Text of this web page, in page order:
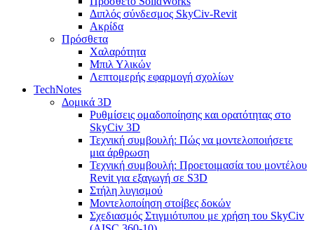
Διπλός σύνδεσμος SkyCiv-Revit
Ακρίδα
Πρόσθετα
Χαλαρότητα
Μπιλ Υλικών
Λεπτομερής εφαρμογή σχολίων
TechNotes
Δομικά 3D
Ρυθμίσεις ομαδοποίησης και ορατότητας στο
SkyCiv 3D
Τεχνική συμβουλή: Πώς να μοντελοποιήσετε
μια άρθρωση
Τεχνική συμβουλή: Προετοιμασία του μοντέλου
Revit για εξαγωγή σε S3D
Στήλη λυγισμού
Μοντελοποίηση στοίβες δοκών
Σχεδιασμός Στιγμιότυπου με χρήση του SkyCiv